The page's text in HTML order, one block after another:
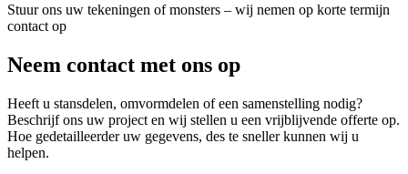
Stuur ons uw tekeningen of monsters – wij nemen op korte termijn
contact op
Neem contact met ons op
Heeft u stansdelen, omvormdelen of een samenstelling nodig?
Beschrijf ons uw project en wij stellen u een vrijblijvende offerte op.
Hoe gedetailleerder uw gegevens, des te sneller kunnen wij u
helpen.